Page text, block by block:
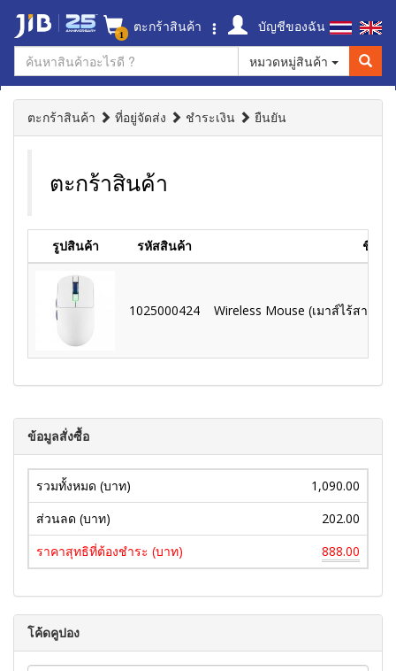
1 ตะกร้าสินค้า
บัญชีของฉัน
หมวดหมู่สินค้า
ตะกร้าสินค้า ที่อยู่จัดส่ง ชำระเงิน ยืนยัน
ตะกร้าสินค้า
รูปสินค้า รหัสสินค้า ชื่อสิ
1025000424 Wireless Mouse (เมาส์ไร้สาย)
ข้อมูลสั่งซื้อ
รวมทั้งหมด (บาท)
1,090.00
ส่วนลด (บาท)
202.00
ราคาสุทธิที่ต้องชำระ (บาท)
888.00
โค้ดคูปอง